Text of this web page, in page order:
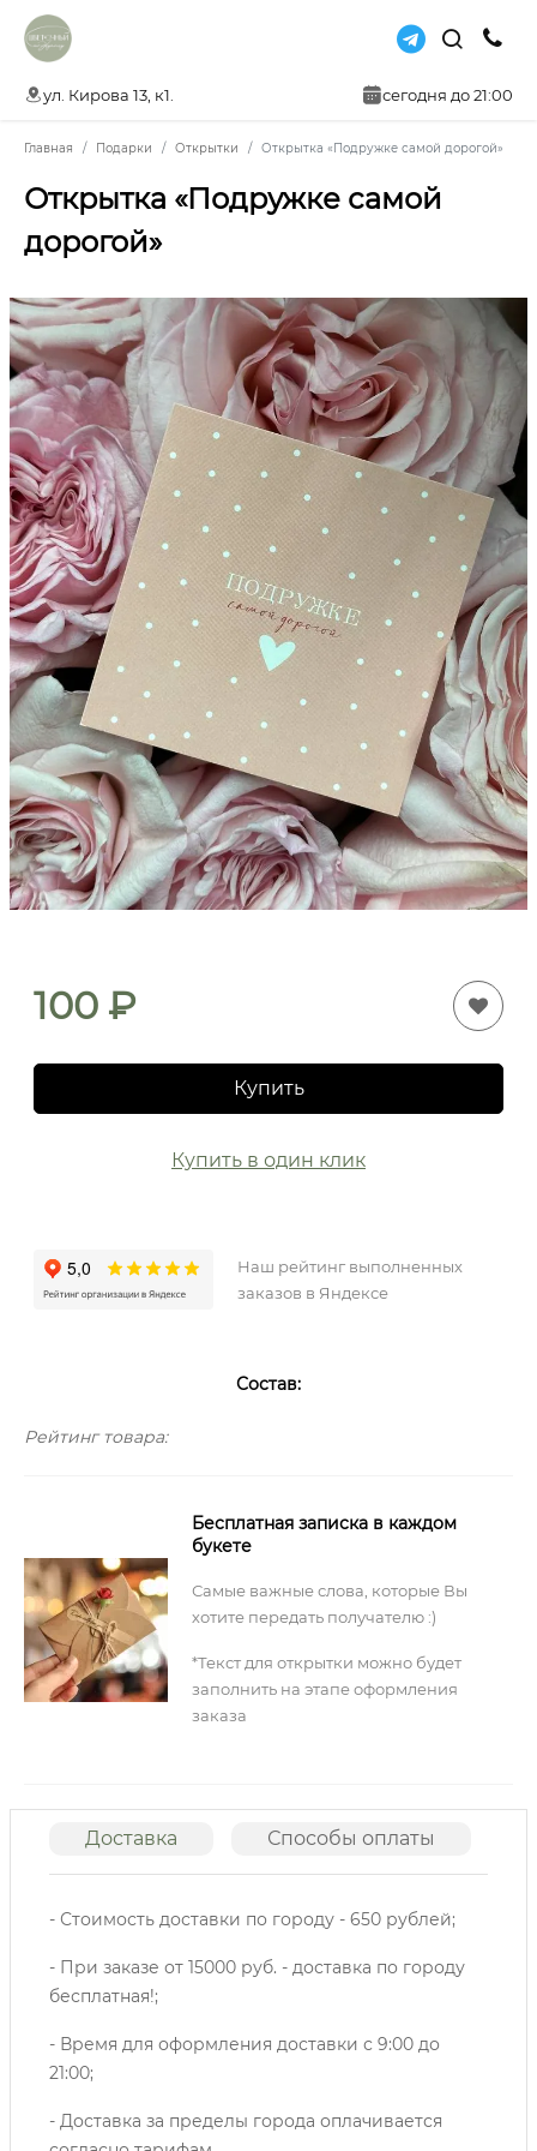
ул. Кирова 13, к1. сегодня до 21:00
Главная Подарки Открытки Открытка «Подружке самой дорогой»
Открытка «Подружке самой
дорогой»
100 ₽
Купить
Купить в один клик
Наш рейтинг выполненных
заказов в Яндексе
Состав:
Рейтинг товара:
Бесплатная записка в каждом
букете
Самые важные слова, которые Вы
хотите передать получателю :)
*Текст для открытки можно будет
заполнить на этапе оформления
заказа
Доставка Способы оплаты
- Стоимость доставки по городу - 650 рублей;
- При заказе от 15000 руб. - доставка по городу
бесплатная!;
- Время для оформления доставки с 9:00 до
21:00;
- Доставка за пределы города оплачивается